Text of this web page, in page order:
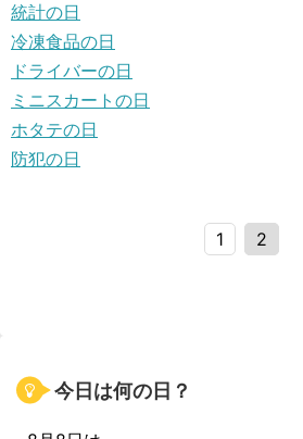
統計の日
冷凍食品の日
ドライバーの日
ミニスカートの日
ホタテの日
防犯の日
1 2
今日は何の日？